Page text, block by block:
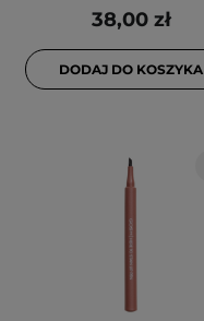
38,00 zł
DODAJ DO KOSZYKA